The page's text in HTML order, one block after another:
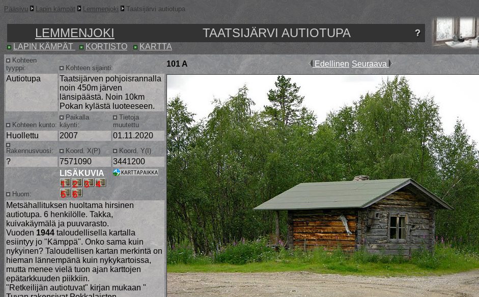
Pääsivu Lapin kämpät Lemmenjoki Taatsijärvi autiotupa
LEMMENJOKI TAATSIJÄRVI AUTIOTUPA
LAPIN KÄMPÄT KORTISTO KARTTA
Kohteen
tyyppi:
Kohteen sijainti: 101 A Edellinen Seuraava
Autiotupa
Taatsijärven pohjoisrannalla
noin 450m järven
länsipäästä. Noin 10km
Pokan kylästä luoteeseen.
Kohteen kunto:
Paikalla
käynti:
Tietoja
muutettu
Huollettu 2007 01.11.2020
Rakennusvuosi: Koord. X(P) Koord. Y(I)
? 7571090 3441200
Huom:
LISÄKUVIA
Metsähallituksen huoltama hirsinen
autiotupa. 6 henkilölle. Takka,
kuivakäymälä ja puuvarasto.
Vuoden 1944 taloudellisella kartalla
esiintyy jo "Kämppä". Onko sama kuin
nykyinen? Taloudellisen kartan merkintä on
hieman lännempänä kuin nykykartoissa,
mutta menee vielä tuon ajan karttojen
epätarkkuuden piikkiin.
"Retkeilijän autiotuvat" kirjan mukaan "